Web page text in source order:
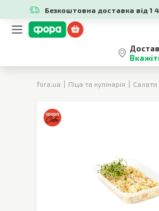
Безкоштовна доставка від 1
fora.ua Піца та кулінарія Салати